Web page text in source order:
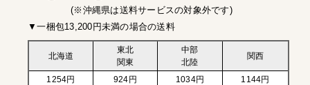
(※沖縄県は送料サービスの対象外です)
▼一梱包13,200円未満の場合の送料
北海道
東北
関東
中部
北陸
関西
1254円 924円 1034円
1144円